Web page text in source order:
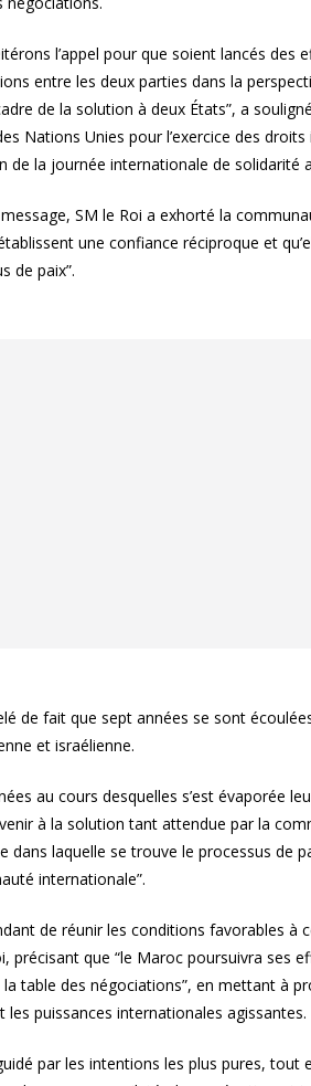
l’appel pour que soient lancés
entre les deux parties dans la
de la solution à deux États”, a
Nations Unies pour l’exercice des
de la journée internationale de solidarité
SM le Roi a exhorté la
une confiance réciproque et
de paix”.
de fait que sept années se sont
et israélienne.
au cours desquelles s’est évaporée
à la solution tant attendue par la
dans laquelle se trouve le processus
internationale”.
de réunir les conditions favorables
précisant que “le Maroc poursuivra ses
table des négociations”, en mettant à
les puissances internationales agissantes.
par les intentions les plus pures,